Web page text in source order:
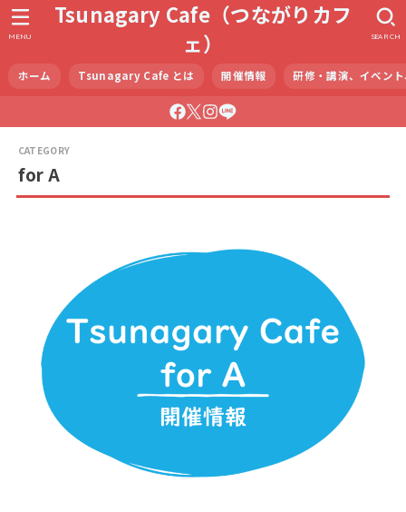
Tsunagary Cafe（つながりカフ
ェ）
ホーム Tsunagary Cafe とは 開催情報 研修・講演、イベン
SEARCH
MENU
for A